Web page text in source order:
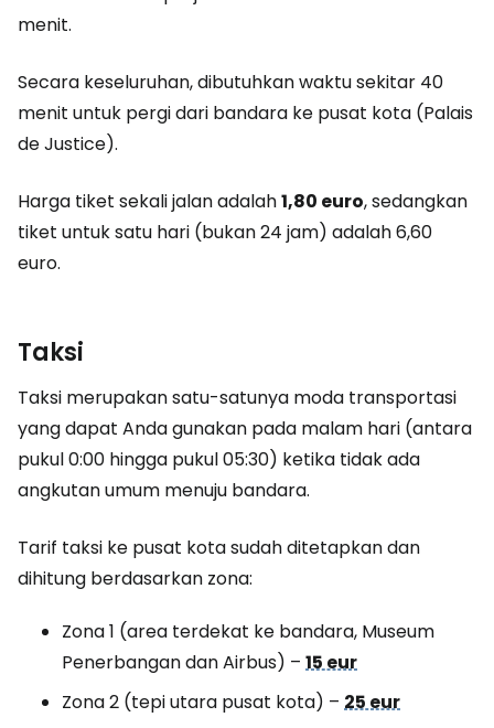
menit.
Secara keseluruhan, dibutuhkan waktu sekitar 40
menit untuk pergi dari bandara ke pusat kota (Palais
de Justice).
Harga tiket sekali jalan adalah1,80 euro, sedangkan
tiket untuk satu hari (bukan 24 jam) adalah 6,60
euro.
Taksi
Taksi merupakan satu-satunya moda transportasi
yang dapat Anda gunakan pada malam hari (antara
pukul 0:00 hingga pukul 05:30) ketika tidak ada
angkutan umum menuju bandara.
Tarif taksi ke pusat kota sudah ditetapkan dan
dihitung berdasarkan zona:
Zona 1 (area terdekat ke bandara, Museum
Penerbangan dan Airbus) – 15 eur
Zona 2 (tepi utara pusat kota) – 25 eur